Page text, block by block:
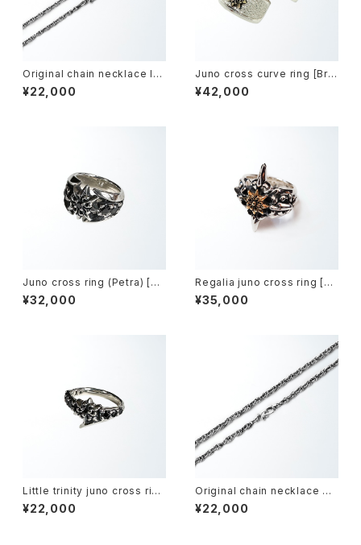
Original chain necklace le
ptos -オリジナル・チェーンネッ
クレス レプトス-
¥22,000
Juno cross curve ring [Bra
ss model] -ジュノークロス・カ
ーブリング-
¥42,000
Juno cross ring (Petra) [Bl
ack zirconia] -ジュノークロ
ス・リング-
¥32,000
Regalia juno cross ring [Br
ass model] -レガリアジュノー
クロス・リング-
¥35,000
Little trinity juno cross ring
(Petra) [Black zirconia] -リ
トルトリニティジュノークロスリ
¥22,000
Original chain necklace py
cnos [SV925 width 3mm le
ngth 50+5cm with adjuste
¥22,000